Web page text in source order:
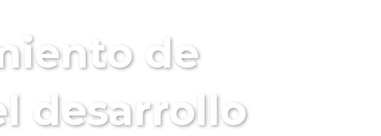
de
desarrollo